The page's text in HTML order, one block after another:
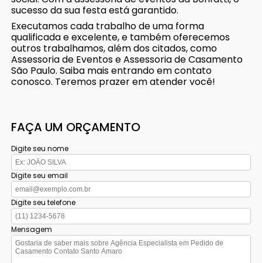
sucesso da sua festa está garantido.
Executamos cada trabalho de uma forma
qualificada e excelente, e também oferecemos
outros trabalhamos, além dos citados, como
Assessoria de Eventos e Assessoria de Casamento
São Paulo. Saiba mais entrando em contato
conosco. Teremos prazer em atender você!
FAÇA UM ORÇAMENTO
Digite seu nome
Digite seu email
Digite seu telefone
Mensagem